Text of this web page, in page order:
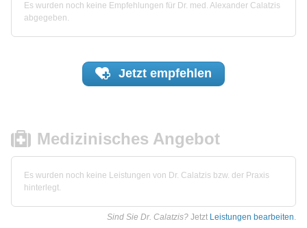
Es wurden noch keine Empfehlungen für Dr. med. Alexander Calatzis
abgegeben.
Jetzt empfehlen
Medizinisches Angebot
Es wurden noch keine Leistungen von Dr. Calatzis bzw. der Praxis
hinterlegt.
Sind Sie Dr. Calatzis? Jetzt Leistungen bearbeiten.